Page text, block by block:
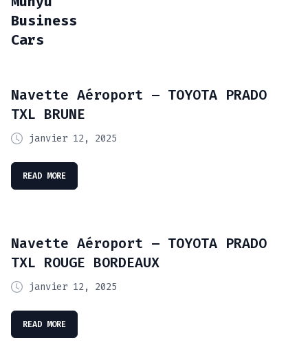
Business
Cars
Navette Aéroport – TOYOTA PRADO
TXL BRUNE
janvier 12, 2025
READ MORE
Navette Aéroport – TOYOTA PRADO
TXL ROUGE BORDEAUX
janvier 12, 2025
READ MORE